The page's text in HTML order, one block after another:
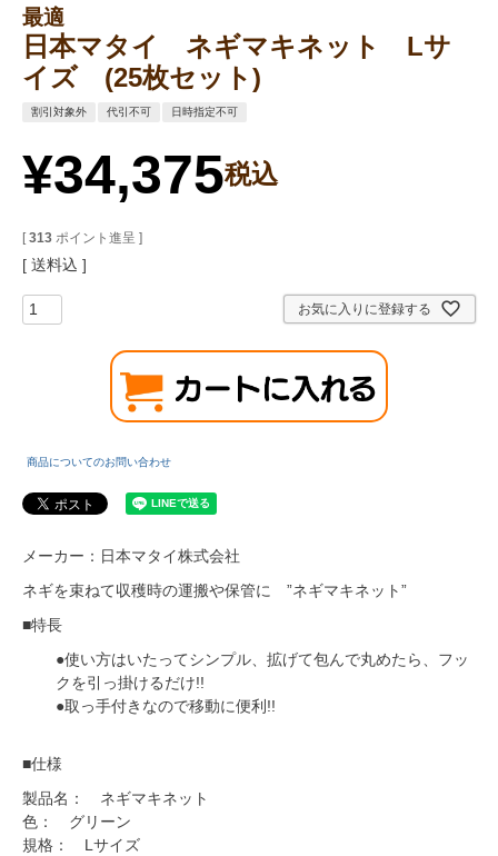
最適
日本マタイ ネギマキネット Lサ
イズ (25枚セット)
割引対象外 代引不可 日時指定不可
¥34,375税込
[ 313 ポイント進呈 ]
送料込
お気に入りに登録する
商品についてのお問い合わせ
メーカー：日本マタイ株式会社
ネギを束ねて収穫時の運搬や保管に ”ネギマキネット”
■特長
●使い方はいたってシンプル、拡げて包んで丸めたら、フッ
クを引っ掛けるだけ!!
●取っ手付きなので移動に便利!!
■仕様
製品名： ネギマキネット
色： グリーン
規格： Lサイズ